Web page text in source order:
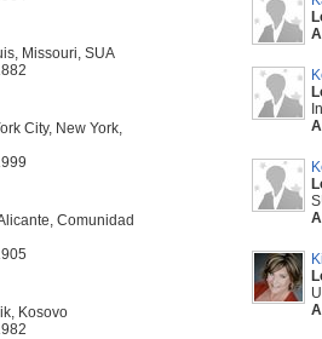
Missouri, SUA
City, New York,
Comunidad
Kosovo